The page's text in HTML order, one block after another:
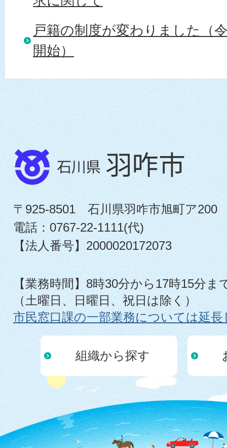
戸籍の制度が変わりました（
開始）
〒925-8501 石川県羽咋市旭町ア200
電話：0767-22-1111(代)
【法人番号】2000020172073
【業務時間】8時30分から17時15分ま
（土曜日、日曜日、祝日は除く）
市民窓口課の一部業務については延
組織から探す